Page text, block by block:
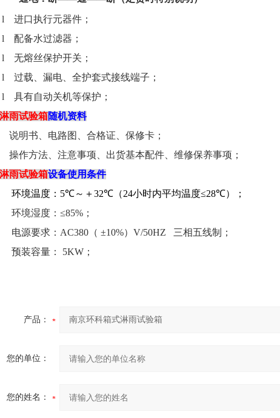
l
进口执行元器件；
l
配备水过滤器；
l
无熔丝保护开关；
l
过载、漏电、全护套式接线端子；
l
具有自动关机等保护；
雨试验箱随机资料
说明书、电路图、 合格证、保修卡；
操作方法、注意事项、出货基本配件、维修保养事项；
雨试验箱设备使用条件
环境温度： 5℃～＋32℃ （24小时内平均温度≤28℃）；
环境湿度：≤85% ；
电源要求： AC380 （ ±10%） V/50HZ
三相五线制；
预装容量：
5KW ；
产品：
您的单位：
您的姓名：